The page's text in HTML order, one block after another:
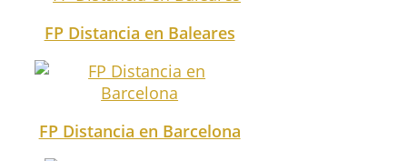
FP Distancia en Baleares
FP Distancia en Barcelona